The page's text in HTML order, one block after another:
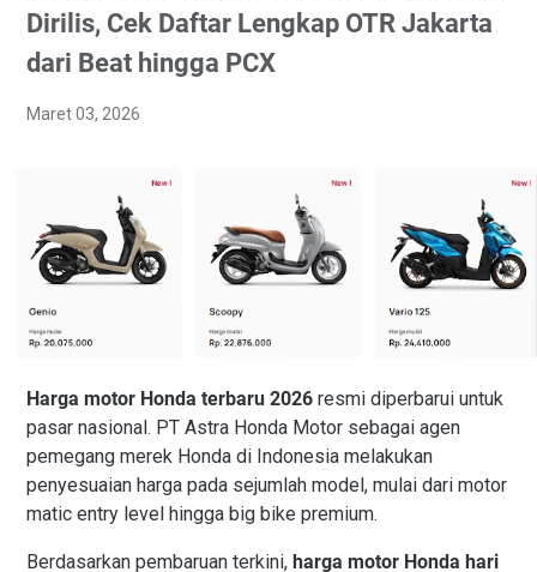
Dirilis, Cek Daftar Lengkap OTR Jakarta
dari Beat hingga PCX
Maret 03, 2026
Harga motor Honda terbaru 2026 resmi diperbarui untuk
pasar nasional. PT Astra Honda Motor sebagai agen
pemegang merek Honda di Indonesia melakukan
penyesuaian harga pada sejumlah model, mulai dari motor
matic entry level hingga big bike premium.
Berdasarkan pembaruan terkini, harga motor Honda hari